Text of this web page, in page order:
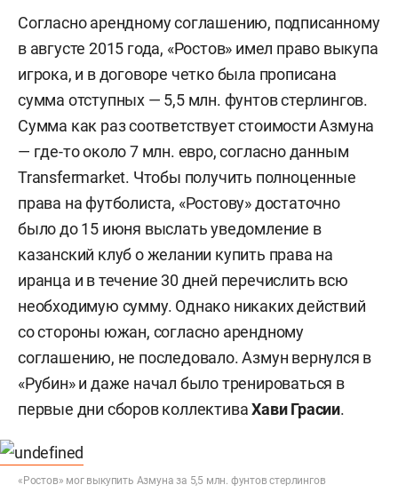
Согласно арендному соглашению, подписанному
в августе 2015 года, «Ростов» имел право выкупа
игрока, и в договоре четко была прописана
сумма отступных — 5,5 млн. фунтов стерлингов.
Сумма как раз соответствует стоимости Азмуна
— где-то около 7 млн. евро, согласно данным
Transfermarket. Чтобы получить полноценные
права на футболиста, «Ростову» достаточно
было до 15 июня выслать уведомление в
казанский клуб о желании купить права на
иранца и в течение 30 дней перечислить всю
необходимую сумму. Однако никаких действий
со стороны южан, согласно арендному
соглашению, не последовало. Азмун вернулся в
«Рубин» и даже начал было тренироваться в
первые дни сборов коллективаХави Грасии.
«Ростов» мог выкупить Азмуна за 5,5 млн. фунтов стерлингов